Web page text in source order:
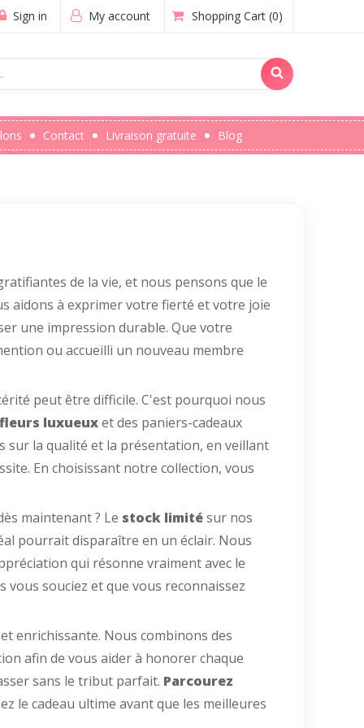
My account
Sign in Shopping Cart (0)
Contact Livraison gratuite Blog
de la vie, et nous pensons que le
aidons à exprimer votre fierté et votre joie
une impression durable. Que votre
ou accueilli un nouveau membre
peut être difficile. C'est pourquoi nous
luxueuxet des paniers-cadeaux
sur la qualité et la présentation, en veillant
En choisissant notre collection, vous
maintenant ? Le stock limitésur nos
pourrait disparaître en un éclair. Nous
qui résonne vraiment avec le
souciez et que vous reconnaissez
enrichissante. Nous combinons des
afin de vous aider à honorer chaque
sans le tribut parfait. Parcourez
le cadeau ultime avant que les meilleures